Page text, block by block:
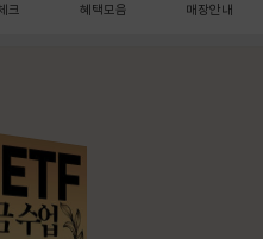
크 혜택모음 매장안내